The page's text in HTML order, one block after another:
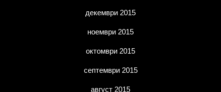
декември 2015
ноември 2015
октомври 2015
септември 2015
август 2015